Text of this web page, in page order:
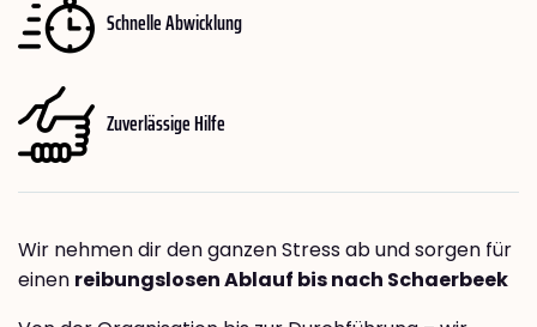
Schnelle Abwicklung
Zuverlässige Hilfe
Wir nehmen dir den ganzen Stress ab und sorgen für
einen reibungslosen Ablauf bis nach Schaerbeek